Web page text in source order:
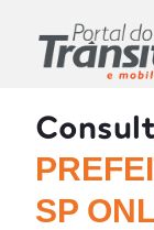
SP